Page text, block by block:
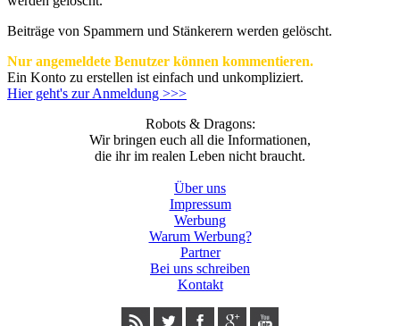
Beiträge von Spammern und Stänkerern werden gelöscht.
Nur angemeldete Benutzer können kommentieren.
Ein Konto zu erstellen ist einfach und unkompliziert.
Hier geht's zur Anmeldung >>>
Robots & Dragons:
Wir bringen euch all die Informationen,
die ihr im realen Leben nicht braucht.
Über uns
Impressum
Werbung
Warum Werbung?
Partner
Bei uns schreiben
Kontakt